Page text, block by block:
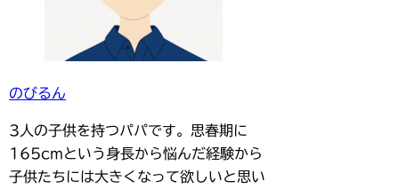
のびるん
3人の子供を持つパパです。思春期に
165cmという身長から悩んだ経験から
子供たちには大きくなって欲しいと思い